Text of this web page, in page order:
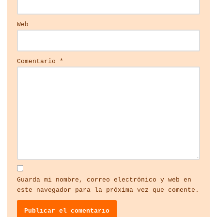
Web
Comentario *
Guarda mi nombre, correo electrónico y web en
este navegador para la próxima vez que comente.